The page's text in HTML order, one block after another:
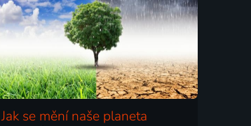
Jak se mění naše planeta